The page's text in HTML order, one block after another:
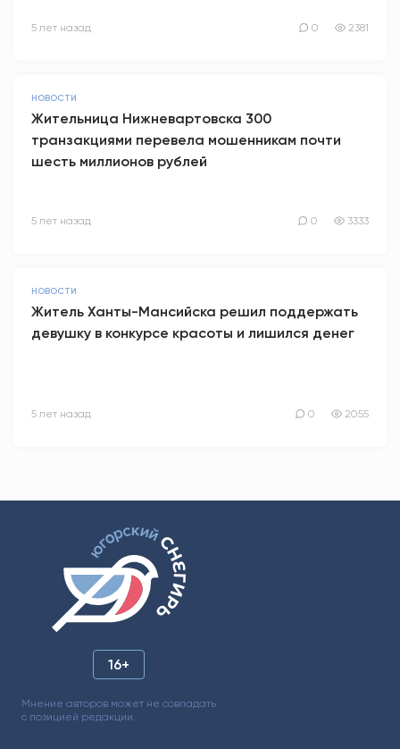
5 лет назад 0 2381
НОВОСТИ
Жительница Нижневартовска 300
транзакциями перевела мошенникам почти
шесть миллионов рублей
5 лет назад 0 3333
НОВОСТИ
Житель Ханты-Мансийска решил поддержать
девушку в конкурсе красоты и лишился денег
5 лет назад 0 2055
16+
Мнение авторов может не совпадать
с позицией редакции.